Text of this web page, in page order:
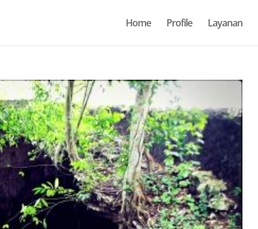
Home Profile Layanan